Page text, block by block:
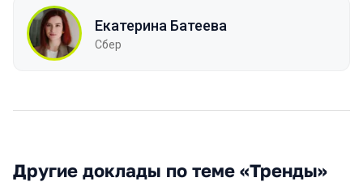
Екатерина Батеева
Сбер
Другие доклады по теме «Тренды»